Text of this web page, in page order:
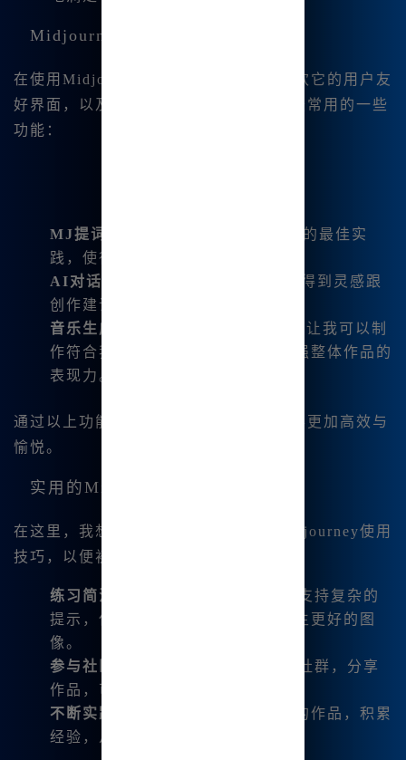
Midjourney的创作工具与支持
在使用Midjourney的过程中，我非常喜欢它的用户友
好界面，以及多种内置工具。以下是我最常用的一些
功能：
MJ提词器
：为新手提供了输入提示的最佳实
践，使得创作变得更轻松。
AI对话功能
：支持与AI进行互动，得到灵感跟
创作建议。
音乐生成
：B族智能的音乐生成工具让我可以制
作符合我绘画主题的背景音乐，增强整体作品的
表现力。
通过以上功能，我的绘画和创作过程变得更加高效与
愉悦。
实用的Midjourney使用技巧
在这里，我想和大家分享一些实用的Midjourney使用
技巧，以便初学者能够快速上手：
练习简洁的描述
：虽然Midjourney支持复杂的
提示，但简洁明了的描述常常能产生更好的图
像。
参与社区
：加入Midjourney相关的社群，分享
作品，可以得到更多反馈和启发。
不断实践
：多尝试不同风格和类型的作品，积累
经验，从中寻找自己的风格。